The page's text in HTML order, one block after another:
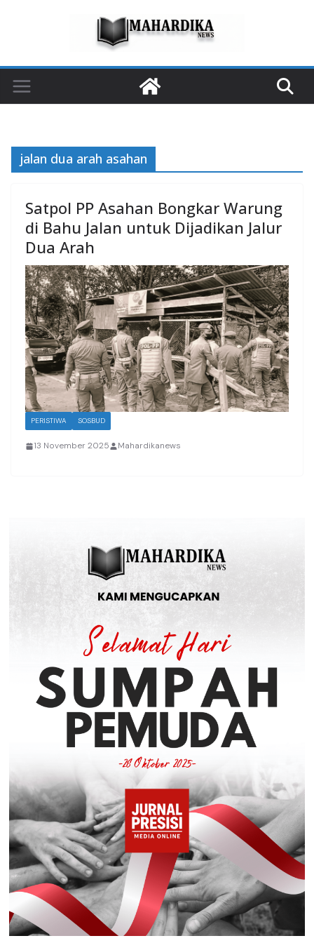
jalan dua arah asahan
Satpol PP Asahan Bongkar Warung
di Bahu Jalan untuk Dijadikan Jalur
Dua Arah
PERISTIWA SOSBUD
13 November 2025 Mahardikanews